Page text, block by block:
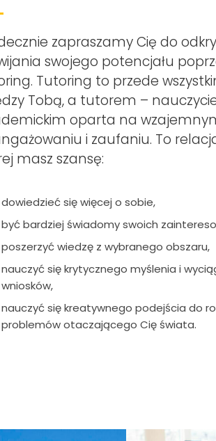
zapraszamy Cię do
swojego potencjału
Tutoring to przede
Tobą, a tutorem –
oparta na
i zaufaniu. To
masz szansę:
dowiedzieć się więcej o sobie,
być bardziej świadomy swoich
poszerzyć wiedzę z wybranego obszaru,
nauczyć się krytycznego myślenia i
wniosków,
nauczyć się kreatywnego podejścia do
problemów otaczającego Cię świata.